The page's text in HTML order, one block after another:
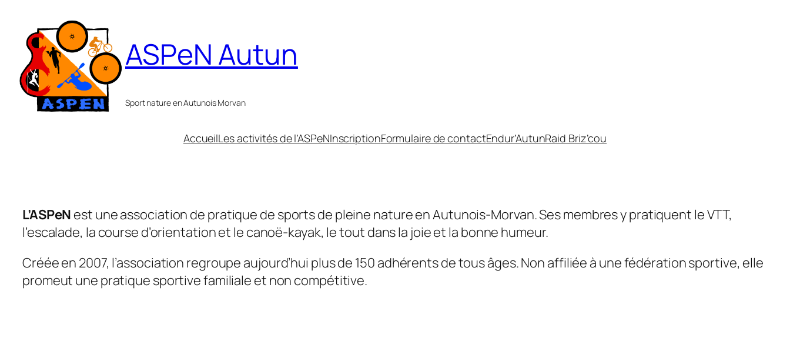
ASPeN Autun
Sport nature en Autunois Morvan
AccueilLes activités de l’ASPeNInscriptionFormulaire de contactEndur’AutunRaid Briz’cou
L’ASPeN est une association de pratique de sports de pleine nature en Autunois-Morvan. Ses membres y pratiquent le VTT,
l’escalade, la course d’orientation et le canoë-kayak, le tout dans la joie et la bonne humeur.
Créée en 2007, l’association regroupe aujourd’hui plus de 150 adhérents de tous âges. Non affiliée à une fédération sportive, elle
promeut une pratique sportive familiale et non compétitive.